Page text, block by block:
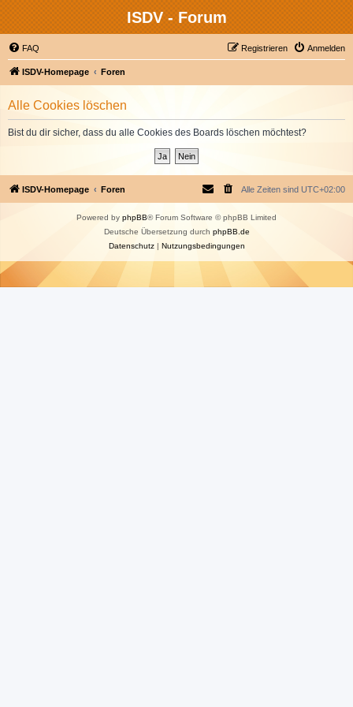
ISDV - Forum
FAQ Anmelden
Registrieren
ISDV-Homepage Foren
Alle Cookies löschen
Bist du dir sicher, dass du alle Cookies des Boards löschen möchtest?
ISDV-Homepage Foren Alle Zeiten sind UTC+02:00
Powered by phpBB® Forum Software © phpBB Limited
Deutsche Übersetzung durch phpBB.de
Datenschutz| Nutzungsbedingungen